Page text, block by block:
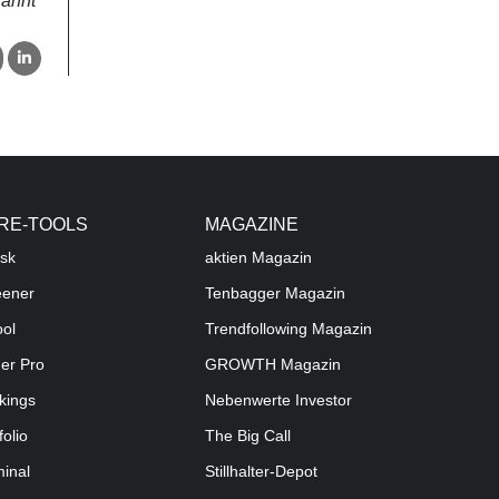
TOOLS
Pro
MAGAZINE
aktien Magazin
Tenbagger Magazin
Trendfollowing Magazin
GROWTH Magazin
Nebenwerte Investor
The Big Call
Stillhalter-Depot